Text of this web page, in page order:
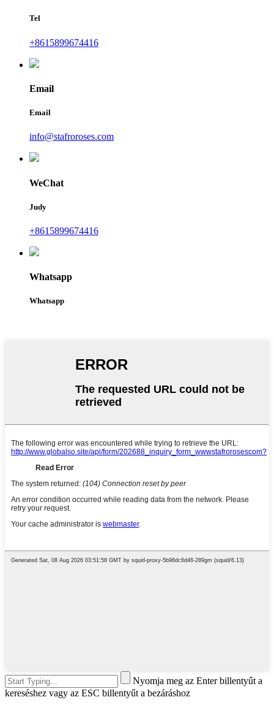
Tel
+8615899674416
Email
Email
info@stafroroses.com
WeChat
Judy
+8615899674416
Whatsapp
Whatsapp
Nyomja meg az Enter billentyűt a
kereséshez vagy az ESC billentyűt a bezáráshoz